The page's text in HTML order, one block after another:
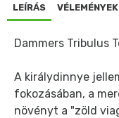
LEÍRÁS VÉLEMÉNYEK
Dammers Tribulus
A királydinnye
fokozásában, a
növényt a "zöld